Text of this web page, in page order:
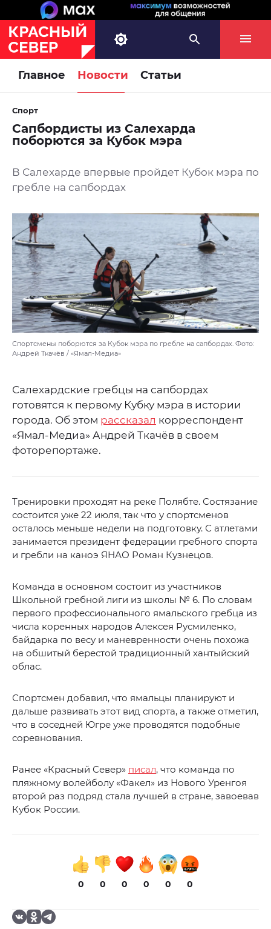
Главное Новости Статьи
Спорт
Сапбордисты из Салехарда
поборются за Кубок мэра
В Салехарде впервые пройдет Кубок мэра по
гребле на сапбордах
Спортсмены поборются за Кубок мэра по гребле на сапбордах. Фото:
Андрей Ткачёв / «Ямал-Медиа»
Салехардские гребцы на сапбордах
готовятся к первому Кубку мэра в истории
города. Об этом рассказал корреспондент
«Ямал-Медиа» Андрей Ткачёв в своем
фоторепортаже.
Тренировки проходят на реке Полябте. Состязание
состоится уже 22 июля, так что у спортсменов
осталось меньше недели на подготовку. С атлетами
занимается президент федерации гребного спорта
и гребли на каноэ ЯНАО Роман Кузнецов.
Команда в основном состоит из участников
Школьной гребной лиги из школы № 6. По словам
первого профессионального ямальского гребца из
числа коренных народов Алексея Русмиленко,
байдарка по весу и маневренности очень похожа
на обшитый берестой традиционный хантыйский
облас.
Спортсмен добавил, что ямальцы планируют и
дальше развивать этот вид спорта, а также отметил,
что в соседней Югре уже проводятся подобные
соревнования.
Ранее «Красный Север» писал, что команда по
пляжному волейболу «Факел» из Нового Уренгоя
второй раз подряд стала лучшей в стране, завоевав
Кубок России.
0 0 0 0 0 0